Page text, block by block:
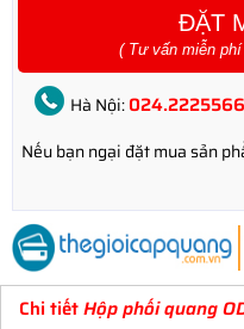
ĐẶT
( Tư vấn miễn
Hà Nội:
Nếu bạn ngại đặt mua sản
Chi tiếtHộp phối quang